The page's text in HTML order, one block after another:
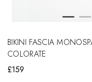
BIKINI FASCIA
COLORATE
£159